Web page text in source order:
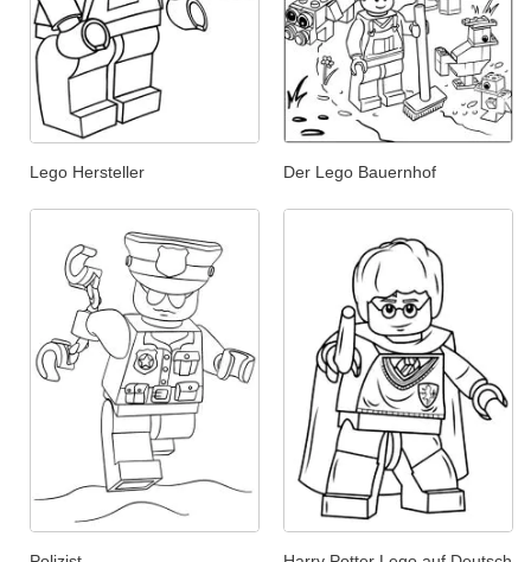
Lego Hersteller Der Lego Bauernhof